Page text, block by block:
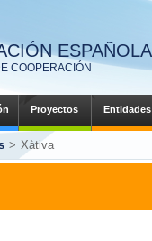
COOPERACIÓN
Proyectos Entidades
> Xàtiva